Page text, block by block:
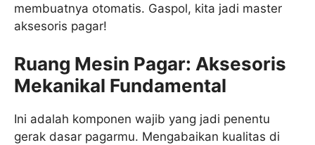
membuatnya otomatis. Gaspol, kita jadi master
aksesoris pagar!
Ruang Mesin Pagar: Aksesoris
Mekanikal Fundamental
Ini adalah komponen wajib yang jadi penentu
gerak dasar pagarmu. Mengabaikan kualitas di